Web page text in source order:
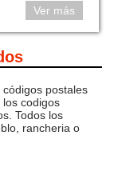
Ver más
postales
codigos
Todos los
rancheria o